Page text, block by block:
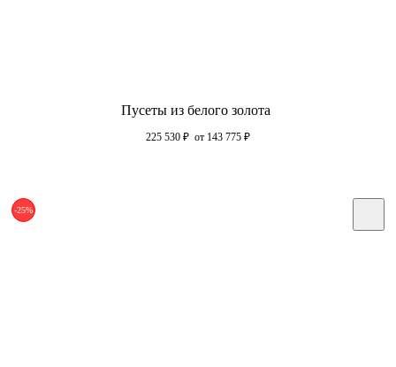
Пусеты из белого золота
225 530 ₽ от 143 775 ₽
-25%